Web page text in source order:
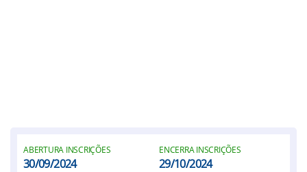
ABERTURA INSCRIÇÕES
30/09/2024
ENCERRA INSCRIÇÕES
29/10/2024